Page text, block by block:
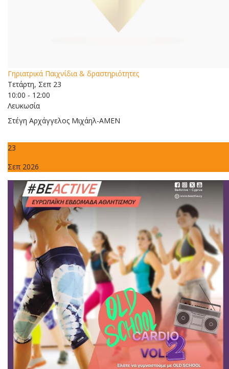
Γηριατρικά Παιχνίδια & δραστηριότητες
Τετάρτη, Σεπ 23
10:00 - 12:00
Λευκωσία
Στέγη Αρχάγγελος Μιχάηλ-ΑΜΕΝ
23
Σεπ 2026